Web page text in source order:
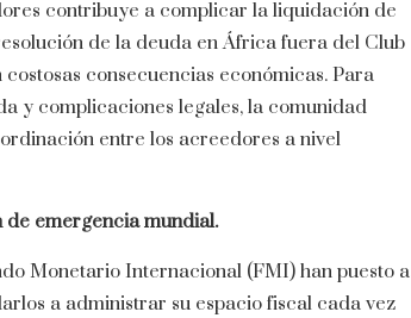
contribuye a complicar la liquidación de
de la deuda en África fuera del Club
consecuencias económicas. Para
y complicaciones legales, la comunidad
entre los acreedores a nivel
emergencia mundial.
Monetario Internacional (FMI) han puesto a
a administrar su espacio fiscal cada vez